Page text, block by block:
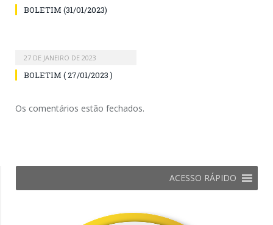
BOLETIM (31/01/2023)
27 DE JANEIRO DE 2023
BOLETIM ( 27/01/2023 )
Os comentários estão fechados.
ACESSO RÁPIDO